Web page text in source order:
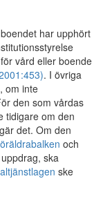
har upphört
vård eller boende
. I övriga
om inte
den som vårdas
tidigare om den
det. Om den
och
ska
ske